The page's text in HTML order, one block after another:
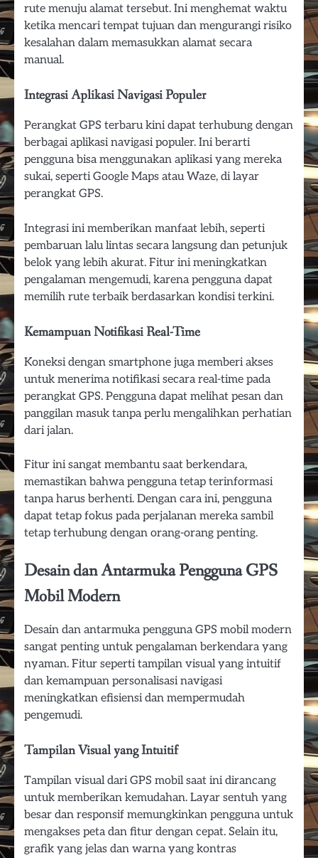
rute menuju alamat tersebut. Ini menghemat waktu
ketika mencari tempat tujuan dan mengurangi risiko
kesalahan dalam memasukkan alamat secara
manual.
Integrasi Aplikasi Navigasi Populer
Perangkat GPS terbaru kini dapat terhubung dengan
berbagai aplikasi navigasi populer. Ini berarti
pengguna bisa menggunakan aplikasi yang mereka
sukai, seperti Google Maps atau Waze, di layar
perangkat GPS.
Integrasi ini memberikan manfaat lebih, seperti
pembaruan lalu lintas secara langsung dan petunjuk
belok yang lebih akurat. Fitur ini meningkatkan
pengalaman mengemudi, karena pengguna dapat
memilih rute terbaik berdasarkan kondisi terkini.
Kemampuan Notifikasi Real-Time
Koneksi dengan smartphone juga memberi akses
untuk menerima notifikasi secara real-time pada
perangkat GPS. Pengguna dapat melihat pesan dan
panggilan masuk tanpa perlu mengalihkan perhatian
dari jalan.
Fitur ini sangat membantu saat berkendara,
memastikan bahwa pengguna tetap terinformasi
tanpa harus berhenti. Dengan cara ini, pengguna
dapat tetap fokus pada perjalanan mereka sambil
tetap terhubung dengan orang-orang penting.
Desain dan Antarmuka Pengguna GPS
Mobil Modern
Desain dan antarmuka pengguna GPS mobil modern
sangat penting untuk pengalaman berkendara yang
nyaman. Fitur seperti tampilan visual yang intuitif
dan kemampuan personalisasi navigasi
meningkatkan efisiensi dan mempermudah
pengemudi.
Tampilan Visual yang Intuitif
Tampilan visual dari GPS mobil saat ini dirancang
untuk memberikan kemudahan. Layar sentuh yang
besar dan responsif memungkinkan pengguna untuk
mengakses peta dan fitur dengan cepat. Selain itu,
grafik yang jelas dan warna yang kontras